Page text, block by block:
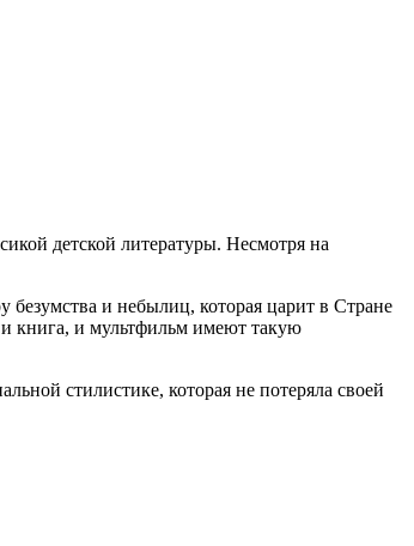
детской литературы. Несмотря на
безумства и небылиц, которая царит в Стране
книга, и мультфильм имеют такую
стилистике, которая не потеряла своей